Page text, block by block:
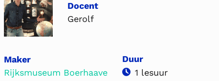
Docent
Gerolf
Maker
Rijksmuseum Boerhaave
Duur
1 lesuur